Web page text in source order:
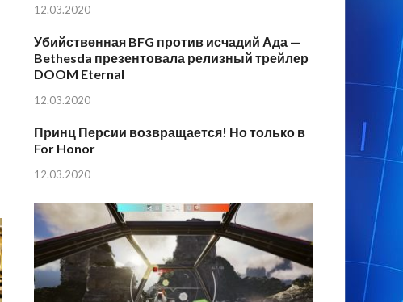
12.03.2020
Убийственная BFG против исчадий Ада —
Bethesda презентовала релизный трейлер
DOOM Eternal
12.03.2020
Принц Персии возвращается! Но только в
For Honor
12.03.2020